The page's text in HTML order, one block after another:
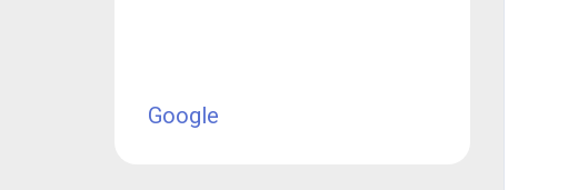
Google